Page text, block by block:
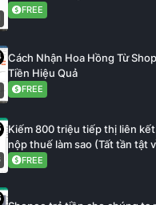
FREE
Cách Nhận Hoa Hồng Từ
Tiền Hiệu Quả
FREE
Kiếm 800 triệu tiếp thị liên
nộp thuế làm sao (Tất tần tật
FREE